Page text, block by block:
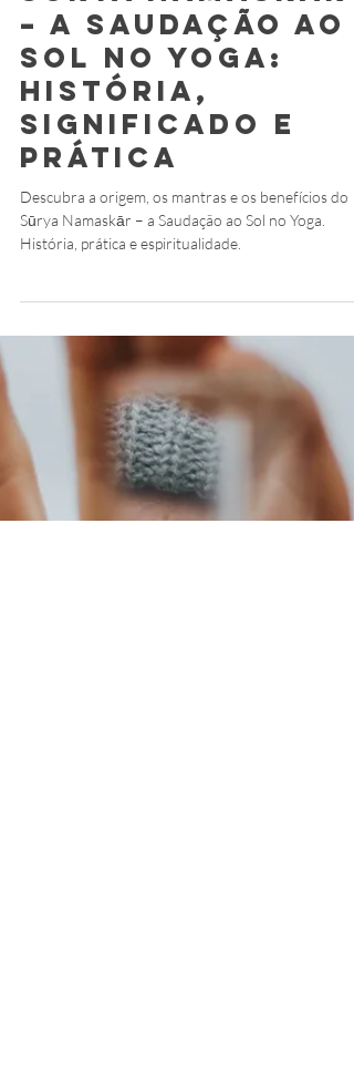
por Patricia de Abreu
12 de set. de 2025
11 min de leitura
Filosofia do Yoga
Sūrya Namaskār
– A Saudação ao
Sol no Yoga:
História,
Significado e
Sūrya Namaskār – a Saudação ao Sol no Yoga.
História, prática e espiritualidade.